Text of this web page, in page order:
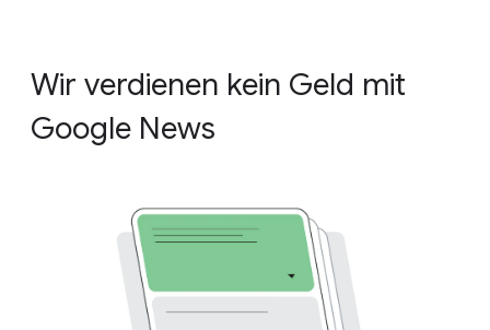
nicht in der Google Suche gefunden werden
sollen
bei Google angezeigt werden
Wir verdienen kein Geld mit
Google News